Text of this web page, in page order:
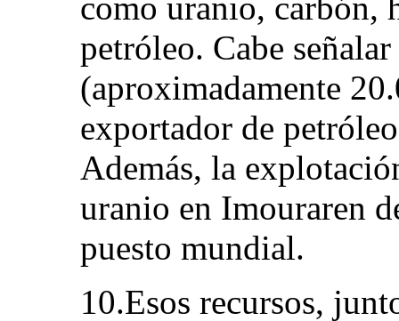
petróleo. Cabe
(aproximadamente
exportador de
Además, la
uranio en Imouraren
puesto mundial.
10.Esos recursos,